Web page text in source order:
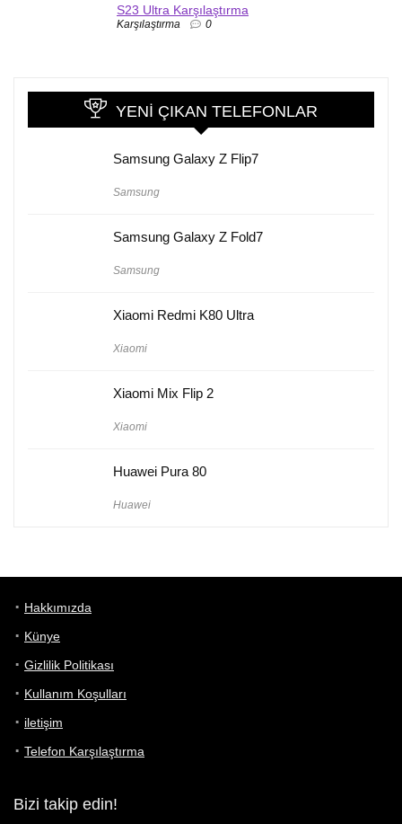
S23 Ultra Karşılaştırma
Karşılaştırma 0
YENI ÇIKAN TELEFONLAR
Samsung Galaxy Z Flip7
Samsung
Samsung Galaxy Z Fold7
Samsung
Xiaomi Redmi K80 Ultra
Xiaomi
Xiaomi Mix Flip 2
Xiaomi
Huawei Pura 80
Huawei
Hakkımızda
Künye
Gizlilik Politikası
Kullanım Koşulları
iletişim
Telefon Karşılaştırma
Bizi takip edin!